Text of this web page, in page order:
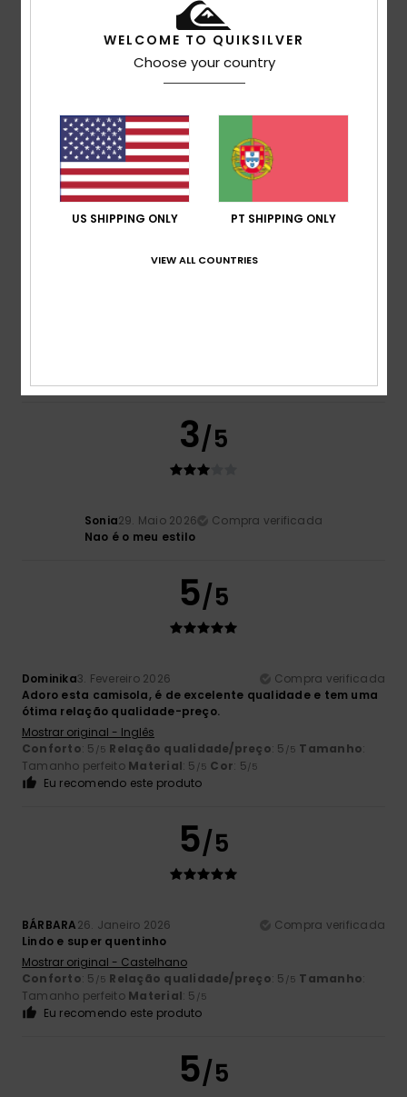
24. Junho 2026
Compra verificada
Cor linda, tecido fino e suave, mas as mangas são um
Conforto: 5/5 Relação qualidade/preço: 5/5 Tamanho
PequenoMaterial: 5/5 Cor: 5
Eu recomendo este produto
5 /5
3/5
Sonia29. Maio 2026
Compra verificada
Nao é o meu estilo
5/5
Dominika3. Fevereiro 2026
Compra verificada
Adoro esta camisola, é de excelente qualidade e tem uma
ótima relação qualidade-preço.
Mostrar original - Inglês
Conforto: 5 /5 Relação qualidade/preço: 5 /5 Tamanho:
Tamanho perfeito Material: 5 /5 Cor: 5/5
Eu recomendo este produto
5/5
BÁRBARA26. Janeiro 2026
Compra verificada
Lindo e super quentinho
Mostrar original - Castelhano
Conforto: 5 /5 Relação qualidade/preço: 5 /5 Tamanho:
Tamanho perfeito Material: 5 /5
Eu recomendo este produto
5/5
WELCOME TO QUIKSILVER
Choose your country
US SHIPPING ONLY PT SHIPPING ONLY
VIEW ALL COUNTRIES